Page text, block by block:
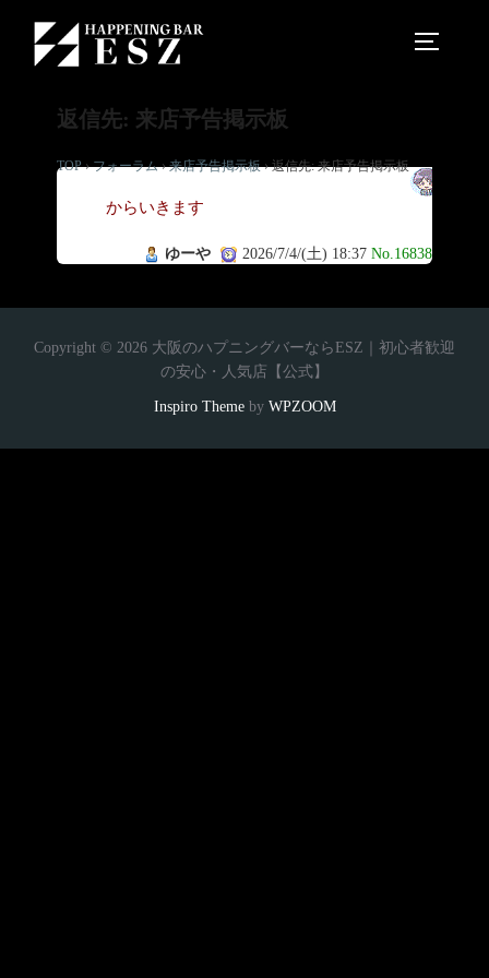
返信先: 来店予告掲示板
TOP › フォーラム › 来店予告掲示板 › 返信先: 来店予告掲示板
今
からいきます
ゆーや 2026/7/4/(土) 18:37 No.16838
Copyright © 2026 大阪のハプニングバーならESZ｜初心者歓迎
の安心・人気店【公式】
Inspiro Themeby WPZOOM